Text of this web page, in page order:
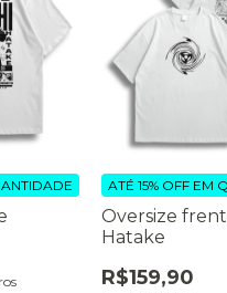
Oversize
Hatake
R$159,90
ATÉ 15% OFF EM